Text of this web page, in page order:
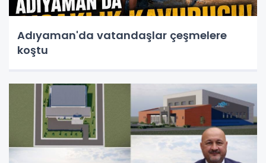
Adıyaman'da vatandaşlar çeşmelere
koştu